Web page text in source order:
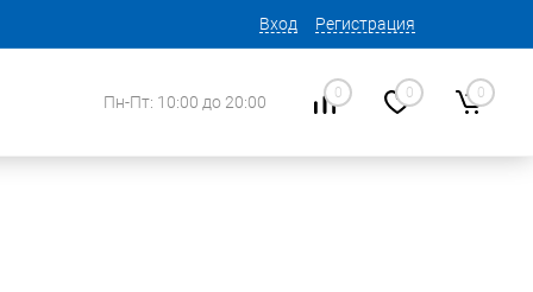
Вход Регистрация
Пн-Пт: 10:00 до 20:00 0 0 0